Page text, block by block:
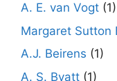
A. E. van Vogt (1)
Margaret Sutton
A.J. Beirens (1)
A. S. Byatt (1)